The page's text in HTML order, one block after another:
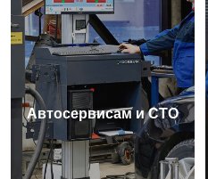
Автосервисам и СТО